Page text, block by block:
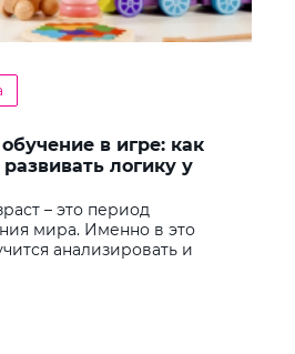
в игре: как
логику у
– это период
мира. Именно в это
анализировать и